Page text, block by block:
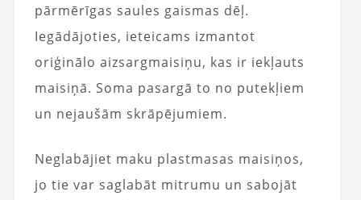
pārmērīgas saules gaismas dēļ.
Iegādājoties, ieteicams izmantot
oriģinālo aizsargmaisiņu, kas ir iekļauts
maisiņā. Soma pasargā to no putekļiem
un nejaušām skrāpējumiem.
Neglabājiet maku plastmasas maisiņos,
jo tie var saglabāt mitrumu un sabojāt